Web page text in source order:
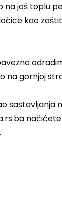
još toplu
kao
gornjoj
sastavljanja